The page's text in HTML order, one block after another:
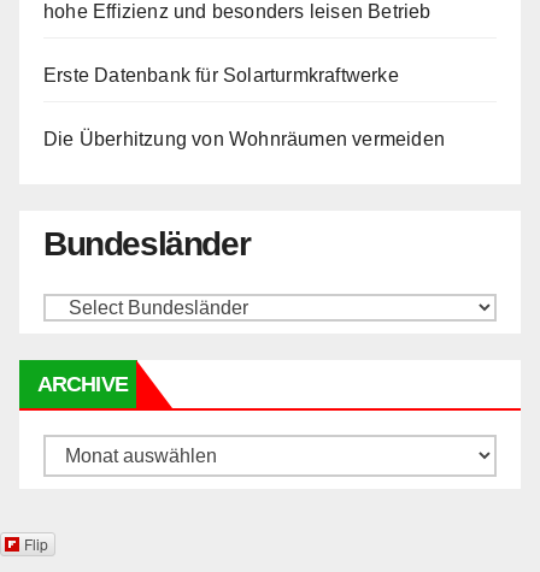
hohe Effizienz und besonders leisen Betrieb
Erste Datenbank für Solarturmkraftwerke
Die Überhitzung von Wohnräumen vermeiden
Bundesländer
ARCHIVE
Archive
Flip